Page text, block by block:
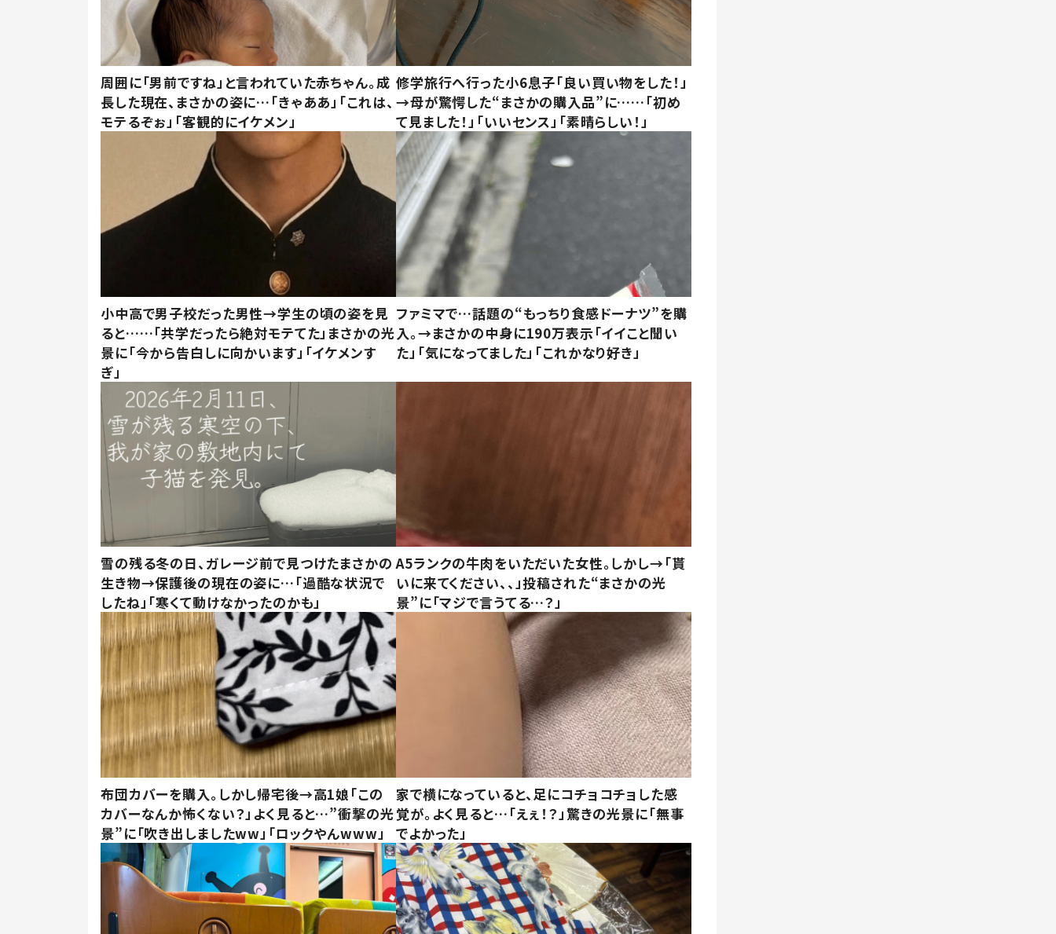
周囲に「男前ですね」と言われていた赤ちゃん。成
長した現在、まさかの姿に…「きゃああ」「これは、
モテるぞぉ」「客観的にイケメン」
修学旅行へ行った小6息子「良い買い物をした！」
→母が驚愕した“まさかの購入品”に……「初め
て見ました！」「いいセンス」「素晴らしい！」
小中高で男子校だった男性→学生の頃の姿を見
ると……「共学だったら絶対モテてた」まさかの光
景に「今から告白しに向かいます」「イケメンす
ぎ」
ファミマで…話題の“もっちり食感ドーナツ”を購
入。→まさかの中身に190万表示「イイこと聞い
た」「気になってました」「これかなり好き」
雪の残る冬の日、ガレージ前で見つけたまさかの
生き物→保護後の現在の姿に…「過酷な状況で
したね」「寒くて動けなかったのかも」
A5ランクの牛肉をいただいた女性。しかし→「貰
いに来てください、、」投稿された“まさかの光
景”に「マジで言うてる…？」
布団カバーを購入。しかし帰宅後→高1娘「この
カバーなんか怖くない？」よく見ると…”衝撃の光
景”に「吹き出しましたww」「ロックやんwww」
家で横になっていると、足にコチョコチョした感
覚が。よく見ると…「えぇ！？」驚きの光景に「無事
でよかった」